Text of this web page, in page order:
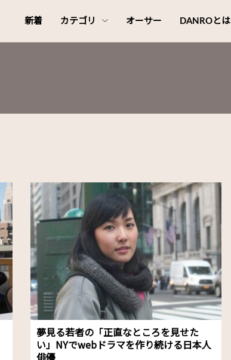
新着 カテゴリ オーサー DANROとは
夢見る若者の「正直なところを見せた
い」NYでwebドラマを作り続ける日本人
俳優